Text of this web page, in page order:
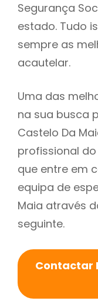
Segurança
estado. Tudo
sempre as
acautelar.
Uma das
na sua busca
Castelo Da
profissional
que entre em
equipa de
Maia através
seguinte.
Contactar